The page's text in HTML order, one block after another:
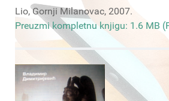
Lio, Gornji Milanovac, 2007.
Preuzmi kompletnu knjigu: 1.6 MB